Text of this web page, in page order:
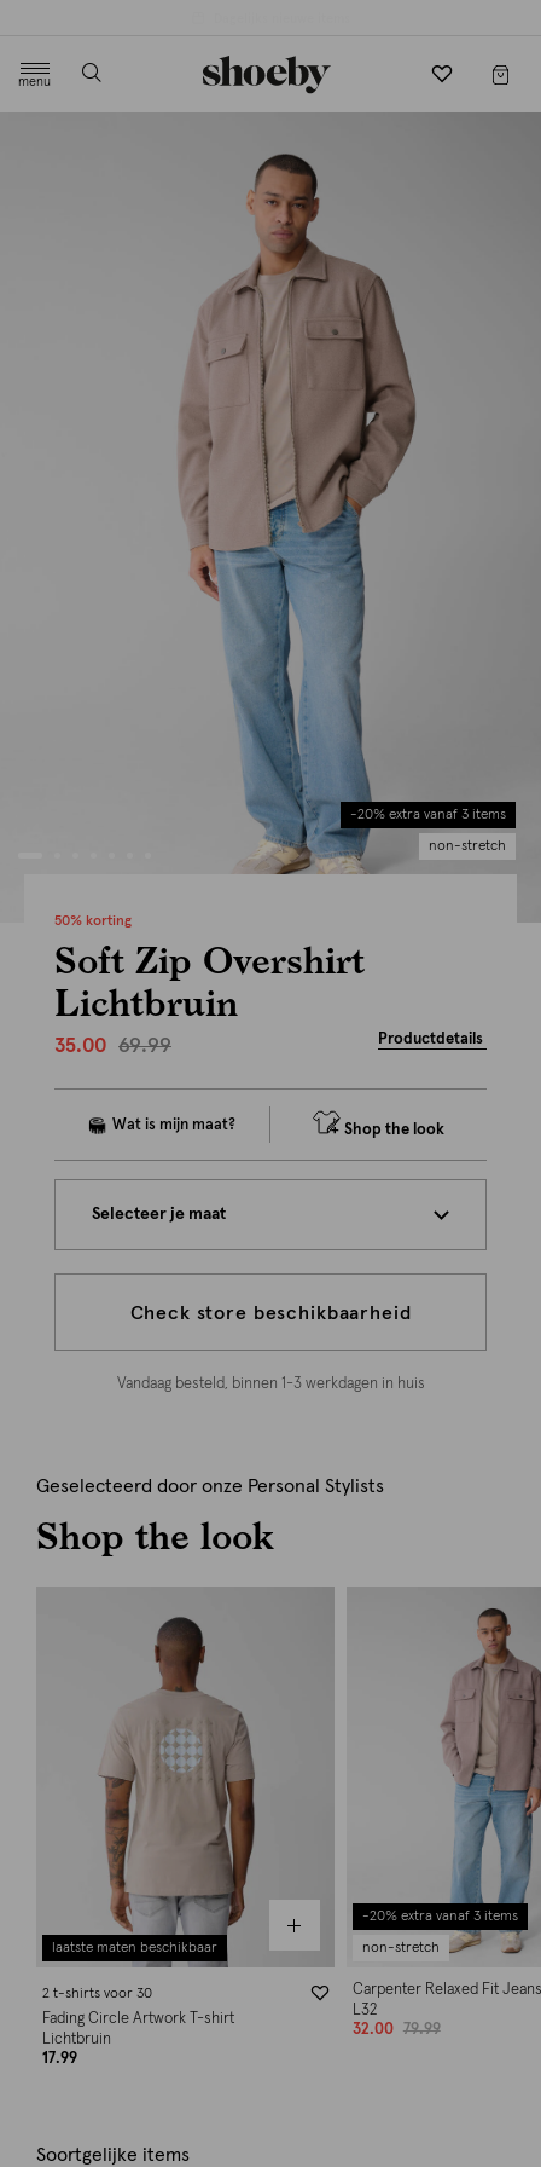
menu
-20% extra vanaf 3 items
non-stretch
50% korting
Soft Zip Overshirt
Lichtbruin
35.00 69.99 Productdetails
Shop the look
Selecteer je maat
Check store beschikbaarheid
Vandaag besteld, binnen 1-3 werkdagen in huis
Geselecteerd door onze Personal Stylists
Shop the look
laatste maten beschikbaar
2 t-shirts voor 30
Fading Circle Artwork T-shirt
Lichtbruin
17.99
-20% extra vanaf 3 items
non-stretch
Carpenter Relaxed Fit
L32
32.00
79.99
Soortgelijke items